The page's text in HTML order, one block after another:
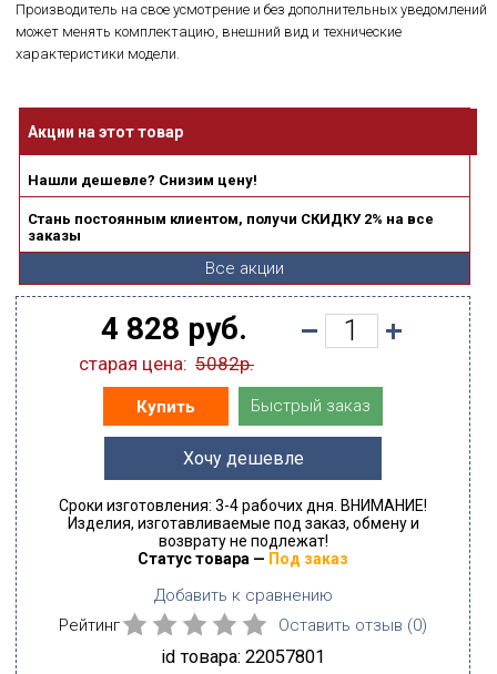
Производитель на свое усмотрение и без дополнительных уведомлений
может менять комплектацию, внешний вид и технические
характеристики модели.
Акции на этот товар
Нашли дешевле? Снизим цену!
Стань постоянным клиентом, получи СКИДКУ 2% на все
заказы
Все акции
4 828 руб.
старая цена: 5082р.
Купить Быстрый заказ
Хочу дешевле
Сроки изготовления: 3-4 рабочих дня. ВНИМАНИЕ!
Изделия, изготавливаемые под заказ, обмену и
возврату не подлежат!
Статус товара — Под заказ
Добавить к сравнению
Рейтинг
Оставить отзыв (0)
id товара: 22057801